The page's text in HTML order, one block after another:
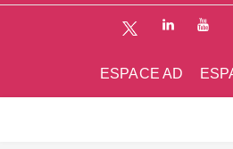
ESPACE AD